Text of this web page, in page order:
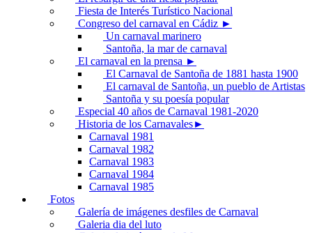
Fiesta de Interés Turístico Nacional
Congreso del carnaval en Cádiz ►
Un carnaval marinero
Santoña, la mar de carnaval
El carnaval en la prensa ►
El Carnaval de Santoña de 1881 hasta 1900
El carnaval de Santoña, un pueblo de Artistas
Santoña y su poesía popular
Especial 40 años de Carnaval 1981-2020
Historia de los Carnavales►
Carnaval 1981
Carnaval 1982
Carnaval 1983
Carnaval 1984
Carnaval 1985
Fotos
Galería de imágenes desfiles de Carnaval
Galeria dia del luto